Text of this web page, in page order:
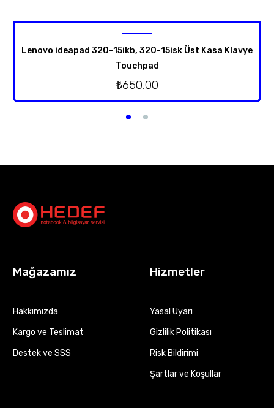
Lenovo ideapad 320-15ikb, 320-15isk Üst Kasa Klavye
Touchpad
₺650,00
Mağazamız
Hakkımızda
Kargo ve Teslimat
Destek ve SSS
Hizmetler
Yasal Uyarı
Gizlilik Politikası
Risk Bildirimi
Şartlar ve Koşullar